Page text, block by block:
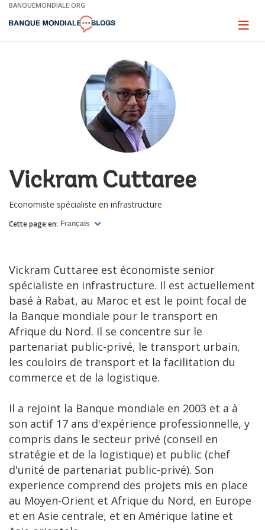
Skip
Main
BANQUEMONDIALE.ORG
Page
Vickram Cuttaree
Economiste spécialiste en infrastructure
Cette page en: Français
Vickram Cuttaree est économiste senior
spécialiste en infrastructure. Il est actuellement
basé à Rabat, au Maroc et est le point focal de
la Banque mondiale pour le transport en
Afrique du Nord. Il se concentre sur le
partenariat public-privé, le transport urbain,
les couloirs de transport et la facilitation du
commerce et de la logistique.
Il a rejoint la Banque mondiale en 2003 et a à
son actif 17 ans d'expérience professionnelle, y
compris dans le secteur privé (conseil en
stratégie et de la logistique) et public (chef
d'unité de partenariat public-privé). Son
experience comprend des projets mis en place
au Moyen-Orient et Afrique du Nord, en Europe
et en Asie centrale, et en Amérique latine et